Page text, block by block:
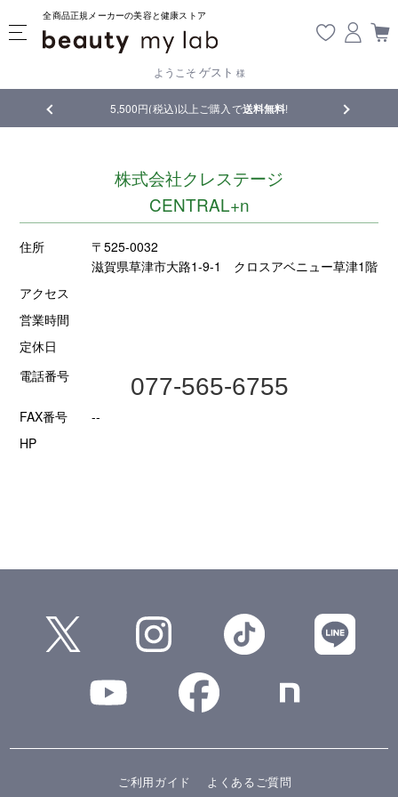
全商品正規メーカーの美容と健康ストア
ようこそ ゲスト 様
5,500円(税込)以上ご購入で送料無料! 【重要】熊
株式会社クレステージ
CENTRAL+n
住所
〒525-0032
滋賀県草津市大路1-9-1 クロスアベニュー草津1階
アクセス
営業時間
定休日
電話番号
077-565-6755
FAX番号
--
HP
ご利用ガイド よくあるご質問